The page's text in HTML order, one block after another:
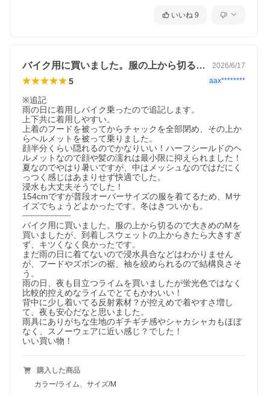
いいね 9
バイク用に買いました。服の上から切るの… 2026/6/17
5 aax********
※追記
雨の日に着用しバイク乗ったので追記します。
上下共に着用しやすい。
上着のフードを被ってからチャックを全部閉め、その上か
らヘルメットを被って乗りました。
顔半分くらい隠れるのでかなりいい！ハーフシールドのヘ
ルメットなので顔や髪の濡れは最小限に抑えられました！
夏なのでやはり暑いですが、中はメッシュなのではだにく
っつく感じはあまりせず快適でした。
浸水も大丈夫そうでした！
154cmですが普段オーバーサイズの服を着てるため、Mサ
イズでちょうどよかったです。冬はきついかも。
┈┈┈┈┈┈┈┈┈┈
バイク用に買いました。服の上から切るので大きめのMを
買いましたが、到着しスウェットの上からきたら大きすぎ
ず、キツくなく良かったです。
まだ雨の日に着てないので浸水具合などはわかりません
が、フードやズボンの裾、袖を絞められるので結構良さそ
う。
雨の日、夜も目立つライムを買いましたが蛍光色ではなく
比較的控えめなライムでとてもかわいい！
背中に少し着いてる反射素材？が控えめで着やすさ増し
て、夜も安心だなと思いました。
雨具にありがちな生地のギチギチ感やシャカシャカもほぼ
なく、スノーウェアに近い感じ？でした！
いい買い物！
購入した商品
カラー/ライム、サイズ/M